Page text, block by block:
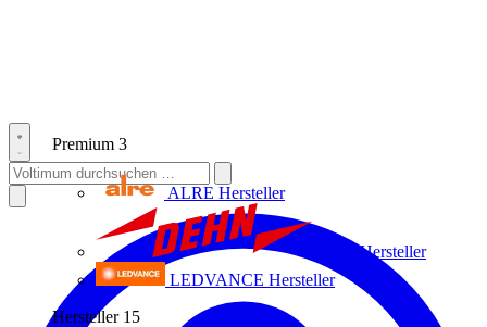
Premium 3
ALRE Hersteller
Hersteller
LEDVANCE Hersteller
Hersteller 15